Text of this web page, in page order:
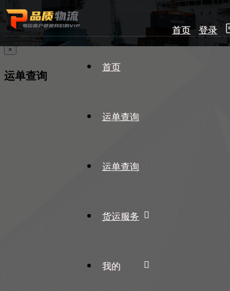
首页 登录
首页
运单查询
运单查询
货运服务
我的
×
运单查询